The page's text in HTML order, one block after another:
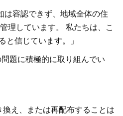
は容認できず、地域全体の住
理しています。 私たちは、こ
信じています。」
題に積極的に取り組んでい
え、または再配布することは